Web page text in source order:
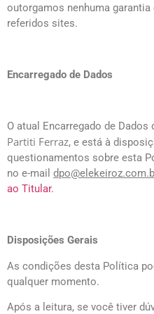
outorgamos nenhuma
referidos sites.
Encarregado de Dados
O atual Encarregado de Dados
Partiti Ferraz, e está à
questionamentos sobre esta
no e-mail
ao Titular.
Disposições Gerais
As condições desta Política
qualquer momento.
Após a leitura, se você tiver